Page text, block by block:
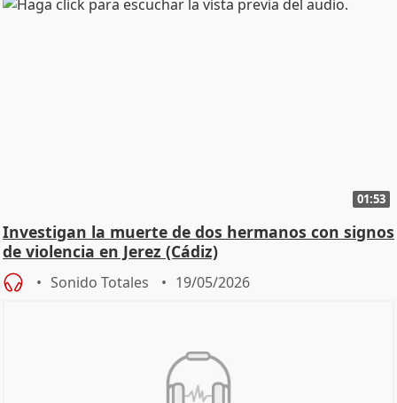
01:53
Investigan la muerte de dos hermanos con signos
de violencia en Jerez (Cádiz)
Sonido Totales 19/05/2026